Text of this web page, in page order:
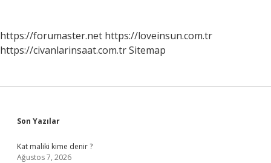
https://forumaster.net https://loveinsun.com.tr
https://civanlarinsaat.com.trSitemap
Sidebar
Son Yazılar
Kat maliki kime denir ?
Ağustos 7, 2026